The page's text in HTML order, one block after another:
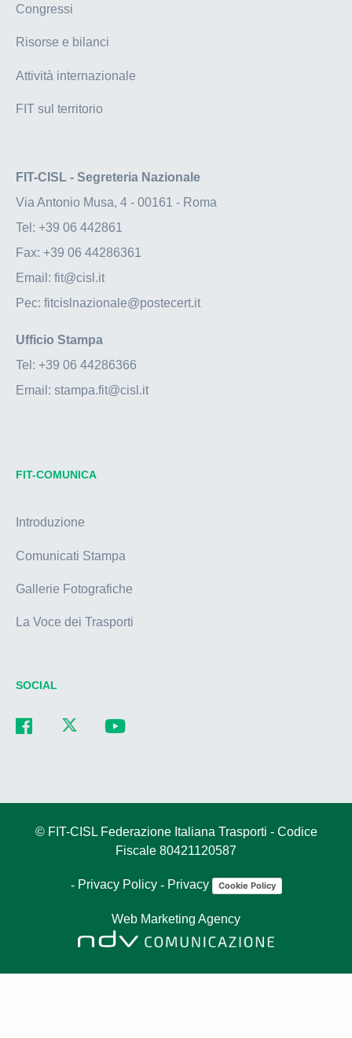
Congressi
Risorse e bilanci
Attività internazionale
FIT sul territorio
FIT-CISL - Segreteria Nazionale
Via Antonio Musa, 4 - 00161 - Roma
Tel: +39 06 442861
Fax: +39 06 44286361
Email: fit@cisl.it
Pec: fitcislnazionale@postecert.it
Ufficio Stampa
Tel: +39 06 44286366
Email: stampa.fit@cisl.it
FIT-COMUNICA
Introduzione
Comunicati Stampa
Gallerie Fotografiche
La Voce dei Trasporti
SOCIAL
© FIT-CISL Federazione Italiana Trasporti - Codice
Fiscale 80421120587
- Privacy Policy - Privacy Cookie Policy
Web Marketing Agency